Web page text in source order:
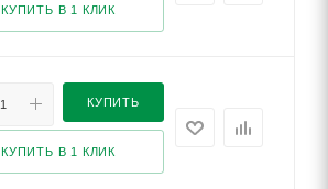
КУПИТЬ В 1 КЛИК
КУПИТЬ
КУПИТЬ В 1 КЛИК